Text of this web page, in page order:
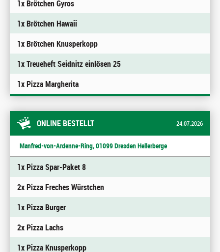
1x Brötchen Gyros
1x Brötchen Hawaii
1x Brötchen Knusperkopp
1x Treueheft Seidnitz einlösen 25
1x Pizza Margherita
ONLINE BESTELLT 24.07.2026
Manfred-von-Ardenne-Ring, 01099 Dresden Hellerberge
1x Pizza Spar-Paket 8
2x Pizza Freches Würstchen
1x Pizza Burger
2x Pizza Lachs
1x Pizza Knusperkopp